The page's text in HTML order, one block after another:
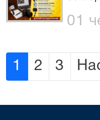
01
1 2 3